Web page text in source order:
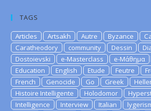
TAGS
Articles Artsakh Autre Byzance
Caratheodory
community Dessin
Dostoievski
e-Masterclass e-Μάθημα
Education
English Etude Feutre
French
Genocide Go Greek
Histoire Intelligente
Holodomor
Intelligence
Interview Italian